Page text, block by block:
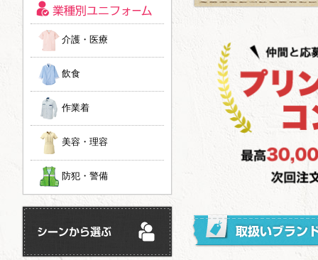
介護・医療
飲食
作業着
美容・理容
防犯・警備